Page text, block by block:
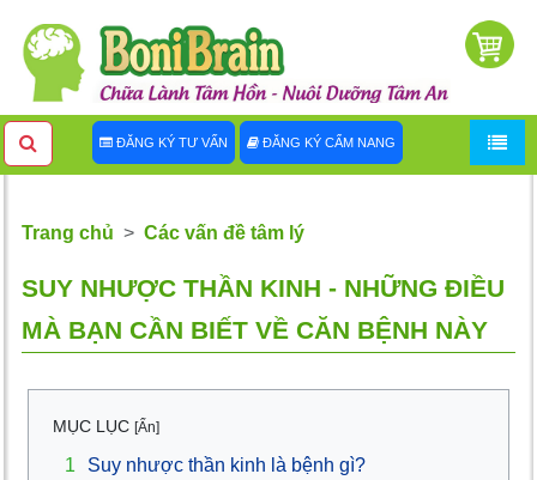
ĐĂNG KÝ TƯ VẤN ĐĂNG KÝ CẨM NANG
Trang chủ Các vấn đề tâm lý
SUY NHƯỢC THẦN KINH - NHỮNG ĐIỀU
MÀ BẠN CẦN BIẾT VỀ CĂN BỆNH NÀY
MỤC LỤC [Ẩn]
1
Suy nhược thần kinh là bệnh gì?